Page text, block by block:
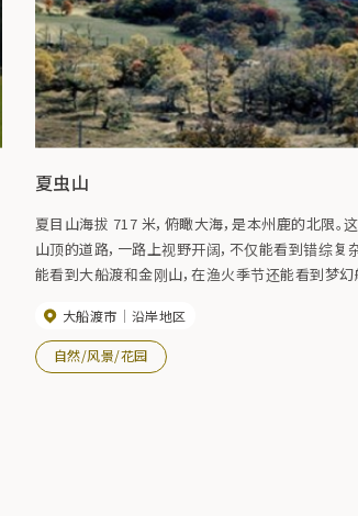
夏虫山
夏目山海拔 717 米，俯瞰大海，是本州鹿的北限。
山顶的道路，一路上视野开阔，不仅能看到错综复
能看到大船渡和金刚山，在渔火季节还能看到梦幻
大船渡市 沿岸地区
自然/风景/花园